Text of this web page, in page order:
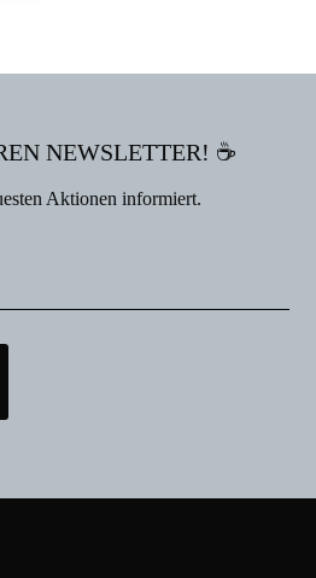
NEWSLETTER! ☕
Aktionen informiert.